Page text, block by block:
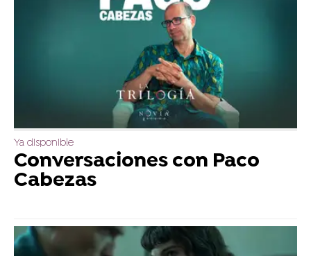
Ya disponible
Conversaciones con Paco
Cabezas